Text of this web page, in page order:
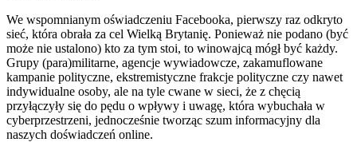
We wspomnianym oświadczeniu Facebooka, pierwszy raz odkryto
sieć, która obrała za cel Wielką Brytanię. Ponieważ nie podano (być
może nie ustalono) kto za tym stoi, to winowajcą mógł być każdy.
Grupy (para)militarne, agencje wywiadowcze, zakamuflowane
kampanie polityczne, ekstremistyczne frakcje polityczne czy nawet
indywidualne osoby, ale na tyle cwane w sieci, że z chęcią
przyłączyły się do pędu o wpływy i uwagę, która wybuchała w
cyberprzestrzeni, jednocześnie tworząc szum informacyjny dla
naszych doświadczeń online.